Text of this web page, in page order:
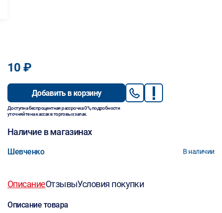
10 ₽
Добавить в корзину
Доступна беспроцентная рассрочка 0%, подробности
уточняйте на кассах в торговых залах.
Наличие в магазинах
Шевченко В наличии
ОписаниеОтзывыУсловия покупки
Описание товара